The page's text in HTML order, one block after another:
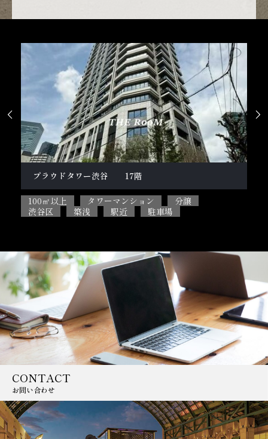
柿の木坂１丁目戸建
100㎡以上 5SLDK
ペット相談可能
目黒区
閑静な住宅街 駐車場
 
CONTACT
お問い合わせ